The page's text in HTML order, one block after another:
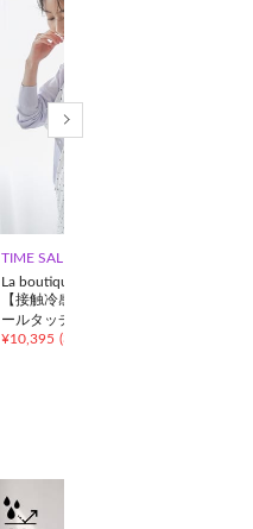
TIME SALE
La boutique BonBon
【接触冷感・UVカット】ク
ールタッチUVラウンドネッ
クカーディガン
¥10,395 (30%OFF